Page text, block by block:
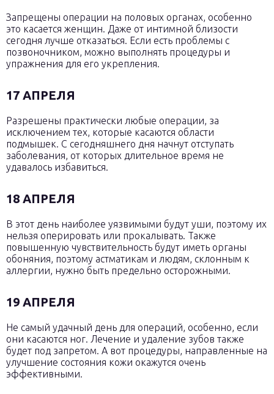
Запрещены операции на половых органах, особенно
это касается женщин. Даже от интимной близости
сегодня лучше отказаться. Если есть проблемы с
позвоночником, можно выполнять процедуры и
упражнения для его укрепления.
17 АПРЕЛЯ
Разрешены практически любые операции, за
исключением тех, которые касаются области
подмышек. С сегодняшнего дня начнут отступать
заболевания, от которых длительное время не
удавалось избавиться.
18 АПРЕЛЯ
В этот день наиболее уязвимыми будут уши, поэтому их
нельзя оперировать или прокалывать. Также
повышенную чувствительность будут иметь органы
обоняния, поэтому астматикам и людям, склонным к
аллергии, нужно быть предельно осторожными.
19 АПРЕЛЯ
Не самый удачный день для операций, особенно, если
они касаются ног. Лечение и удаление зубов также
будет под запретом. А вот процедуры, направленные на
улучшение состояния кожи окажутся очень
эффективными.